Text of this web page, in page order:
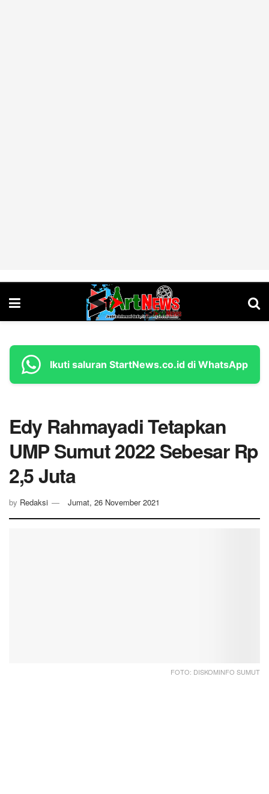
Ikuti saluran StartNews.co.id di WhatsApp
Edy Rahmayadi Tetapkan
UMP Sumut 2022 Sebesar Rp
2,5 Juta
by Redaksi Jumat, 26 November 2021
FOTO: DISKOMINFO SUMUT